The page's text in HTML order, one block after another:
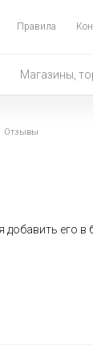
Правила
Магазины,
Отзывы
его в